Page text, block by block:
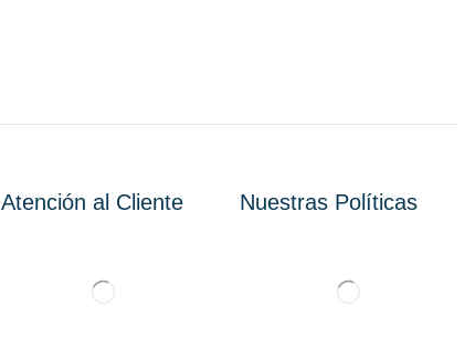
Atención al Cliente Nuestras Políticas